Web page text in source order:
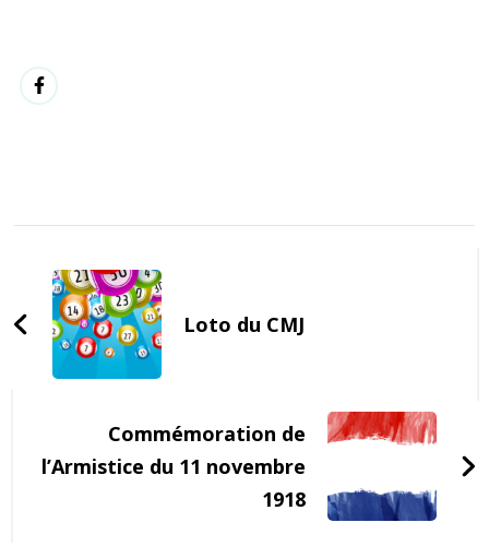
Navigation
Loto du CMJ
Commémoration de
l’Armistice du 11 novembre
1918